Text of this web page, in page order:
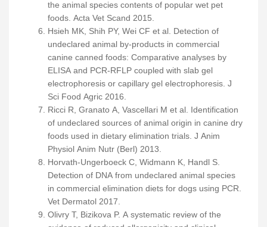
the animal species contents of popular wet pet
foods. Acta Vet Scand 2015.
Hsieh MK, Shih PY, Wei CF et al. Detection of
undeclared animal by-products in commercial
canine canned foods: Comparative analyses by
ELISA and PCR-RFLP coupled with slab gel
electrophoresis or capillary gel electrophoresis. J
Sci Food Agric 2016.
Ricci R, Granato A, Vascellari M et al. Identification
of undeclared sources of animal origin in canine dry
foods used in dietary elimination trials. J Anim
Physiol Anim Nutr (Berl) 2013.
Horvath-Ungerboeck C, Widmann K, Handl S.
Detection of DNA from undeclared animal species
in commercial elimination diets for dogs using PCR.
Vet Dermatol 2017.
Olivry T, Bizikova P. A systematic review of the